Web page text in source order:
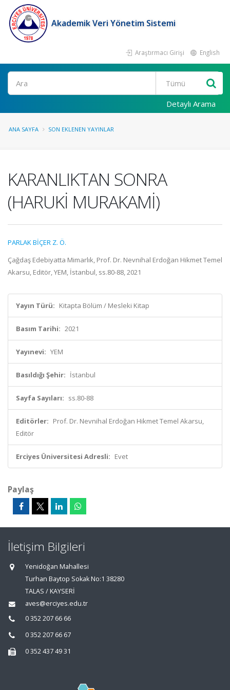
Akademik Veri Yönetim Sistemi
Araştırmacı Girişi English
Ara
Detaylı Arama
ANA SAYFA SON EKLENEN YAYINLAR
KARANLIKTAN SONRA
(HARUKİ MURAKAMİ)
PARLAK BİÇER Z. Ö.
Çağdaş Edebiyatta Mimarlık, Prof. Dr. Nevnihal Erdoğan Hikmet Temel
Akarsu, Editör, YEM, İstanbul, ss.80-88, 2021
Yayın Türü: Kitapta Bölüm / Mesleki Kitap
Basım Tarihi: 2021
Yayınevi: YEM
Basıldığı Şehir: İstanbul
Sayfa Sayıları: ss.80-88
Editörler: Prof. Dr. Nevnihal Erdoğan Hikmet Temel Akarsu,
Editör
Erciyes Üniversitesi Adresli: Evet
Paylaş
İletişim Bilgileri
Yenidoğan Mahallesi
Turhan Baytop Sokak No:1 38280
TALAS / KAYSERİ
aves@erciyes.edu.tr
0 352 207 66 66
0 352 207 66 67
0 352 437 49 31